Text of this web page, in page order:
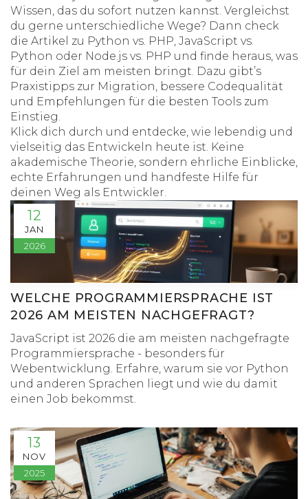
Wissen, das du sofort nutzen kannst. Vergleichst
du gerne unterschiedliche Wege? Dann check
die Artikel zu Python vs. PHP, JavaScript vs.
Python oder Node.js vs. PHP und finde heraus, was
für dein Ziel am meisten bringt. Dazu gibt’s
Praxistipps zur Migration, bessere Codequalität
und Empfehlungen für die besten Tools zum
Einstieg.
Klick dich durch und entdecke, wie lebendig und
vielseitig das Entwickeln heute ist. Keine
akademische Theorie, sondern ehrliche Einblicke,
echte Erfahrungen und handfeste Hilfe für
deinen Weg als Entwickler.
12
JAN
2026
WELCHE PROGRAMMIERSPRACHE IST
2026 AM MEISTEN NACHGEFRAGT?
JavaScript ist 2026 die am meisten nachgefragte
Programmiersprache - besonders für
Webentwicklung. Erfahre, warum sie vor Python
und anderen Sprachen liegt und wie du damit
einen Job bekommst.
13
NOV
2025